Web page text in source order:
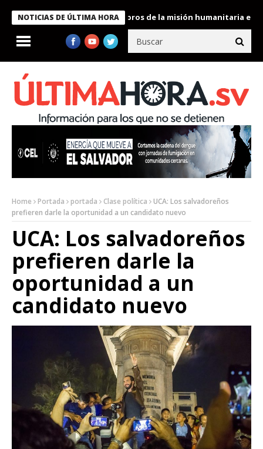
NOTICIAS DE ÚLTIMA HORA
Bukele condecora a miembros de la misión humanitaria enviada
Home Portada portada Clase política
UCA: Los salvadoreños
prefieren darle la oportunidad a un candidato nuevo
UCA: Los salvadoreños
prefieren darle la
oportunidad a un
candidato nuevo